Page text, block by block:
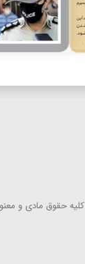
كلیه حقوق مادی و